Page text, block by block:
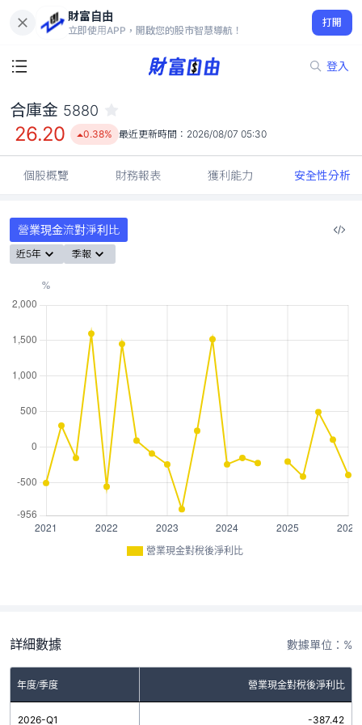
財富自由
立即使用APP，開啟您的股市智慧導航！
打開
登入
26.20
0.38%
合庫金 5880
26.20 0.38% 最近更新時間： 2026/08/07 05:30
個股概覽 財務報表 獲利能力 安全性分析
營業現金流對淨利比
近5年 季報
營業現金對稅後淨利比
詳細數據 數據單位：%
年度/季度 營業現金對稅後淨利比
2026-Q1 -387.42